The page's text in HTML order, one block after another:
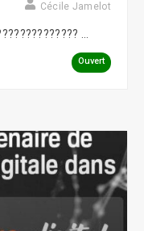
Cécile Jamelot
...
Ouvert